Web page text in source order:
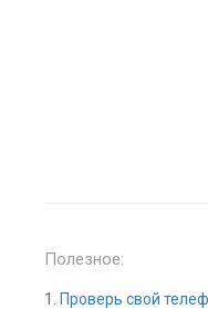
Полезное:
1.
Проверь свой